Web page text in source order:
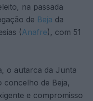
na passada
de Beja da
(Anafre), com 51
o autarca da Junta
concelho de Beja,
e compromisso